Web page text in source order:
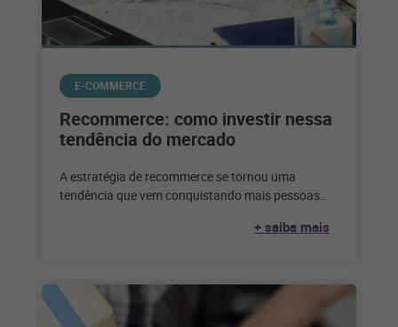
E-COMMERCE
Recommerce: como investir nessa
tendência do mercado
A estratégia de recommerce se tornou uma
tendência que vem conquistando mais pessoas
+ saiba mais